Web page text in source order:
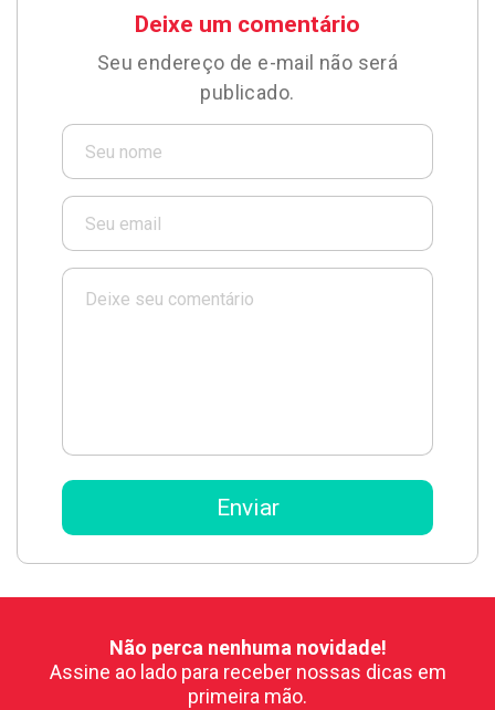
Deixe um comentário
Seu endereço de e-mail não será
publicado.
Não perca nenhuma novidade!
Assine ao lado para receber nossas dicas em
primeira mão.